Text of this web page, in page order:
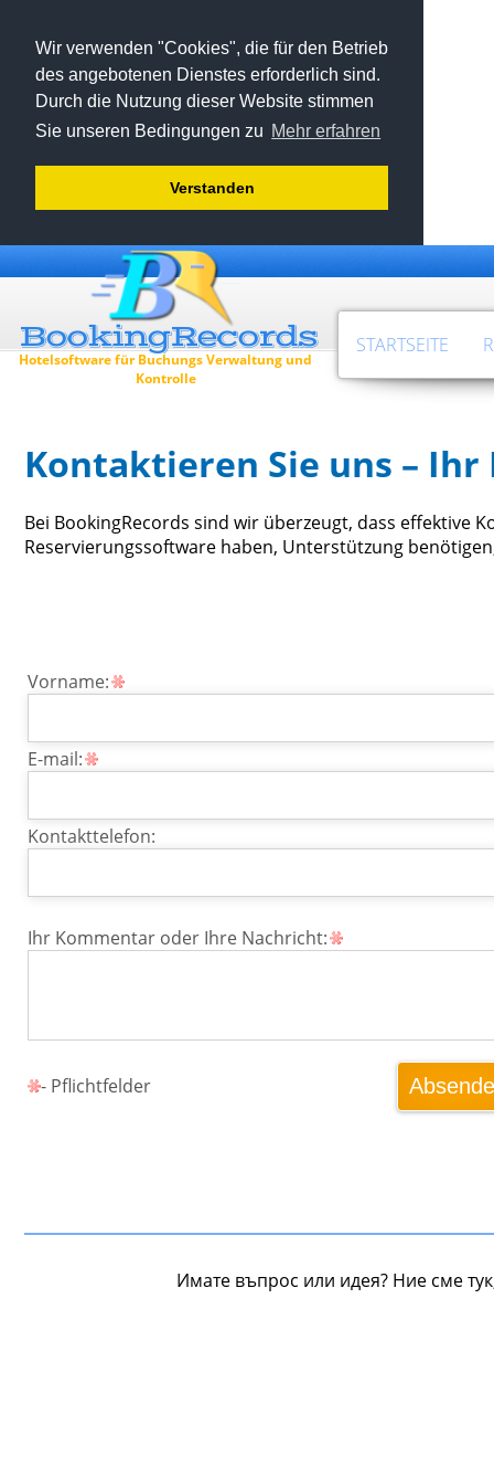
Wir verwenden "Cookies", die für den Betrieb
des angebotenen Dienstes erforderlich sind.
Durch die Nutzung dieser Website stimmen
Sie unseren Bedingungen zu Mehr erfahren
Verstanden
Hotelsoftware für Buchungs Verwaltung und
Kontrolle
STARTSEITE
Kontaktieren Sie uns –
Bei BookingRecords sind wir überzeugt, dass effektive
Reservierungssoftware haben, Unterstützung
Vorname:
E-mail:
Kontakttelefon:
Ihr Kommentar oder Ihre Nachricht:
- Pflichtfelder
Имате въпрос или идея? Ние сме